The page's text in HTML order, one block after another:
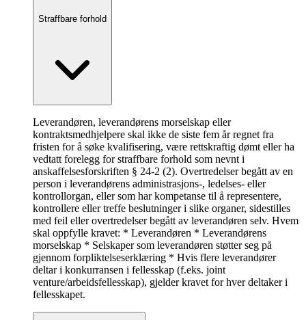
Straffbare forhold
Leverandøren, leverandørens morselskap eller
kontraktsmedhjelpere skal ikke de siste fem år regnet fra
fristen for å søke kvalifisering, være rettskraftig dømt eller ha
vedtatt forelegg for straffbare forhold som nevnt i
anskaffelsesforskriften § 24-2 (2). Overtredelser begått av en
person i leverandørens administrasjons-, ledelses- eller
kontrollorgan, eller som har kompetanse til å representere,
kontrollere eller treffe beslutninger i slike organer, sidestilles
med feil eller overtredelser begått av leverandøren selv. Hvem
skal oppfylle kravet: * Leverandøren * Leverandørens
morselskap * Selskaper som leverandøren støtter seg på
gjennom forpliktelseserklæring * Hvis flere leverandører
deltar i konkurransen i fellesskap (f.eks. joint
venture/arbeidsfellesskap), gjelder kravet for hver deltaker i
fellesskapet.